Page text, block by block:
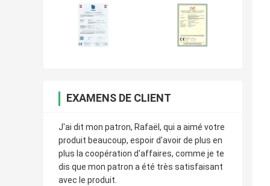
EXAMENS DE CLIENT
J'ai dit mon patron, Rafaël, qui a aimé votre
produit beaucoup, espoir d'avoir de plus en
plus la coopération d'affaires, comme je te
dis que mon patron a été très satisfaisant
avec le produit.